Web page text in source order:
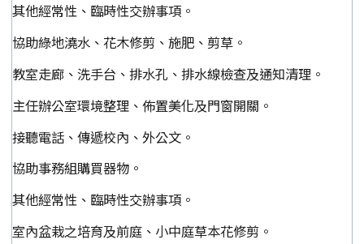
其他經常性、臨時性交辦事項。
協助綠地澆水、花木修剪、施肥、剪草。
教室走廊、洗手台、排水孔、排水線檢查及通知清理。
主任辦公室環境整理、佈置美化及門窗開關。
接聽電話、傳遞校內、外公文。
協助事務組購買器物。
其他經常性、臨時性交辦事項。
室內盆栽之培育及前庭、小中庭草本花修剪。